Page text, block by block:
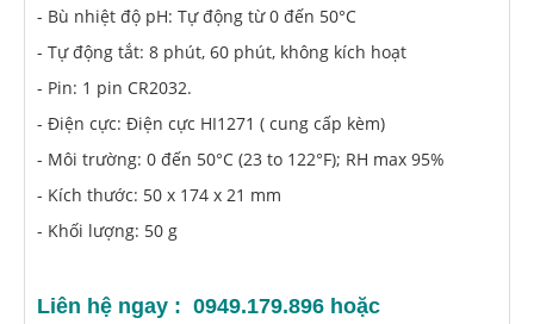
- Bù nhiệt độ pH: Tự động từ 0 đến 50°C
- Tự động tắt: 8 phút, 60 phút, không kích hoạt
- Pin: 1 pin CR2032.
- Điện cực: Điện cực HI1271 ( cung cấp kèm)
- Môi trường: 0 đến 50°C (23 to 122°F); RH max 95%
- Kích thước: 50 x 174 x 21 mm
- Khối lượng: 50 g
Liên hệ ngay : 0949.179.896 hoặc